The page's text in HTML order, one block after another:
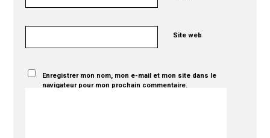
Site web
Enregistrer mon nom, mon e-mail et mon site dans le
navigateur pour mon prochain commentaire.